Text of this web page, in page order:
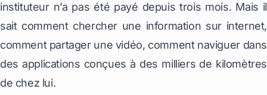
instituteur n’a pas été payé depuis trois mois. Mais il
sait comment chercher une information sur internet,
comment partager une vidéo, comment naviguer dans
des applications conçues à des milliers de kilomètres
de chez lui.